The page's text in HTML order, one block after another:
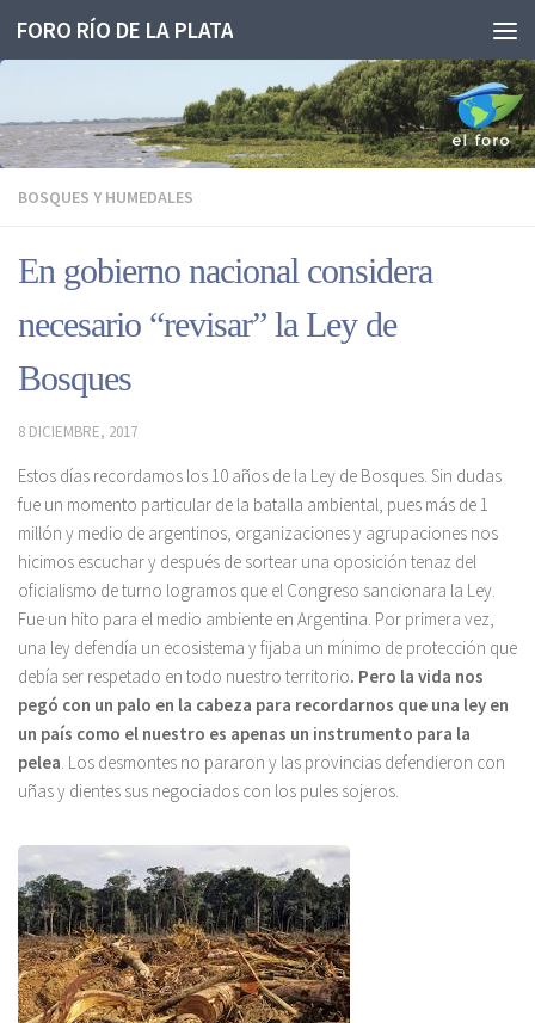
Saltar al contenido
FORO RÍO DE LA PLATA
BOSQUES Y HUMEDALES
En gobierno nacional considera
necesario “revisar” la Ley de
Bosques
8 DICIEMBRE, 2017
Estos días recordamos los 10 años de la Ley de Bosques. Sin dudas
fue un momento particular de la batalla ambiental, pues más de 1
millón y medio de argentinos, organizaciones y agrupaciones nos
hicimos escuchar y después de sortear una oposición tenaz del
oficialismo de turno logramos que el Congreso sancionara la Ley.
Fue un hito para el medio ambiente en Argentina. Por primera vez,
una ley defendía un ecosistema y fijaba un mínimo de protección que
debía ser respetado en todo nuestro territorio. Pero la vida nos
pegó con un palo en la cabeza para recordarnos que una ley en
un país como el nuestro es apenas un instrumento para la
pelea. Los desmontes no pararon y las provincias defendieron con
uñas y dientes sus negociados con los pules sojeros.